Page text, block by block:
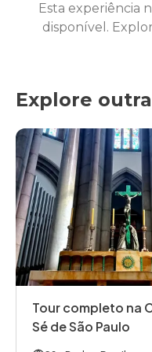
Esta experiência
disponível.
Explore
Tour completo na
Sé de São Paulo